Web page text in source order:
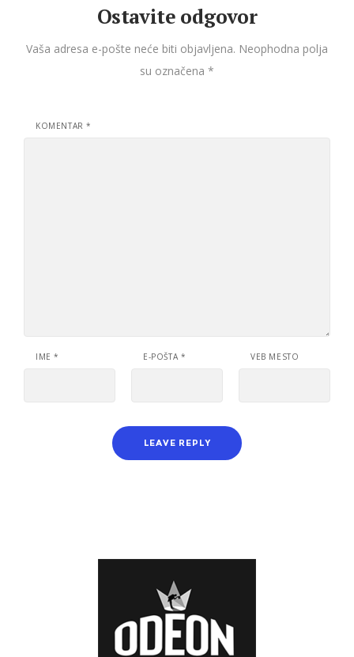
Ostavite odgovor
Vaša adresa e-pošte neće biti objavljena. Neophodna polja
su označena *
KOMENTAR*
IME* E-POŠTA * VEB MESTO